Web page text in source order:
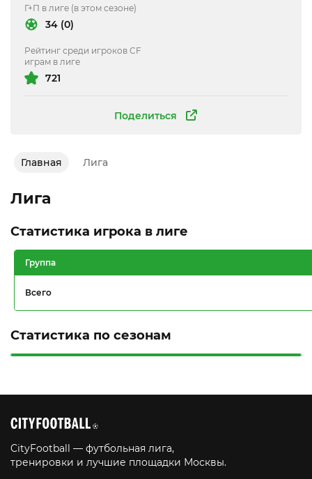
Поделиться
Г+П в лиге (в этом сезоне)
34 (0)
Рейтинг среди игроков CF
играм в лиге
721
Главная Лига
Лига
Статистика игрока в лиге
Группа
Всего
Статистика по сезонам
CityFootball — футбольная лига,
тренировки и лучшие площадки Москвы.